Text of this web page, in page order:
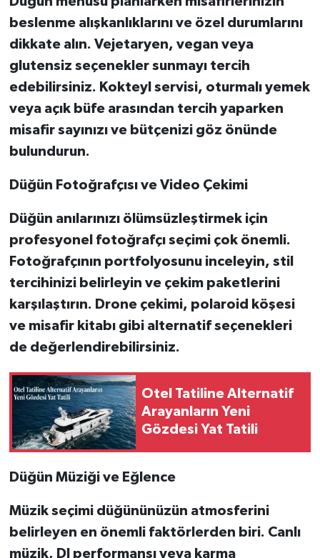
beslenme alışkanlıklarını ve özel durumlarını
dikkate alın. Vejetaryen, vegan veya
glutensiz seçenekler sunmayı tercih
edebilirsiniz. Kokteyl servisi, oturmalı yemek
veya açık büfe arasından tercih yaparken
misafir sayınızı ve bütçenizi göz önünde
bulundurun.
Düğün Fotoğrafçısı ve Video Çekimi
Düğün anılarınızı ölümsüzleştirmek için
profesyonel fotoğrafçı seçimi çok önemli.
Fotoğrafçının portfolyosunu inceleyin, stil
tercihinizi belirleyin ve çekim paketlerini
karşılaştırın. Drone çekimi, polaroid köşesi
ve misafir kitabı gibi alternatif seçenekleri
de değerlendirebilirsiniz.
Otel Tatiline Alternatif
Arayanların Yeni
Gözdesi Yat Tatili
Düğün Müziği ve Eğlence
Müzik seçimi düğününüzün atmosferini
belirleyen en önemli faktörlerden biri. Canlı
müzik, DJ performansı veya karma